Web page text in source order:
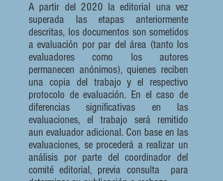
A partir del 2020 la editorial una vez
superada las etapas anteriormente
descritas, los documentos son sometidos
a evaluación por par del área (tanto los
evaluadores como los autores
permanecen anónimos), quienes reciben
una copia del trabajo y el respectivo
protocolo de evaluación. En el caso de
diferencias significativas en las
evaluaciones, el trabajo será remitido
aun evaluador adicional. Con base en las
evaluaciones, se procederá a realizar un
análisis por parte del coordinador del
comité editorial, previa consulta para